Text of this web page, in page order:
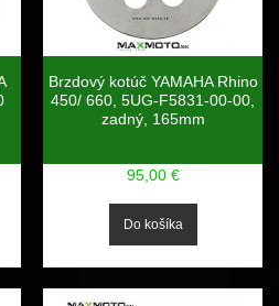
Brzdový kotúč YAMAHA Rhino
450/ 660, 5UG-F5831-00-00,
zadný, 165mm
95,00 €